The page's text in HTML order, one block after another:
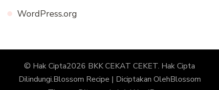
WordPress.org
© Hak Cipta2026 BKK CEKAT CEKET. Hak Cipta
Dilindungi.Blossom Recipe | Diciptakan OlehBlossom